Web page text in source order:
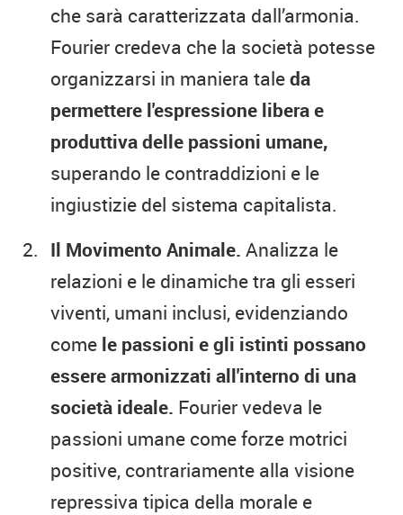
che sarà caratterizzata dall’armonia.
Fourier credeva che la società potesse
organizzarsi in maniera taleda
permettere l'espressione libera e
produttiva delle passioni umane,
superando le contraddizioni e le
ingiustizie del sistema capitalista.
Il Movimento Animale. Analizza le
relazioni e le dinamiche tra gli esseri
viventi, umani inclusi, evidenziando
come le passioni e gli istinti possano
essere armonizzati all'interno di una
società ideale. Fourier vedeva le
passioni umane come forze motrici
positive, contrariamente alla visione
repressiva tipica della morale e